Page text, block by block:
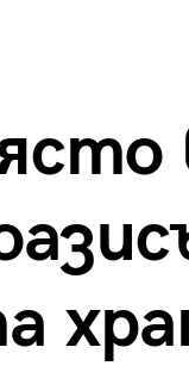
Prelude: как